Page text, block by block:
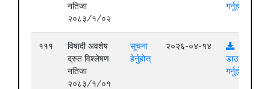
नतिजा
२०८३/१/०२
गर्नुहोस्
१११
विषादी अवशेष
द्रुत विश्लेषण
नतिजा
२०८३/१/०१
सूचना
हेर्नुहोस्
२०२६-०४-१४
डाउनलोड
गर्नुहोस्